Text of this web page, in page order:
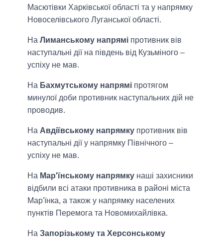
Масютівки Харківської області та у напрямку
Новоселівського Луганської області.
На Лиманському напрямі противник вів
наступальні дії на південь від Кузьміного –
успіху не мав.
На Бахмутському напрямі протягом
минулої доби противник наступальних дій не
проводив.
На Авдіївському напрямку противник вів
наступальні дії у напрямку Північного –
успіху не мав.
На Мар'їнському напрямку наші захисники
відбили всі атаки противника в районі міста
Мар'їнка, а також у напрямку населених
пунктів Перемога та Новомихайлівка.
На Запорізькому та Херсонському